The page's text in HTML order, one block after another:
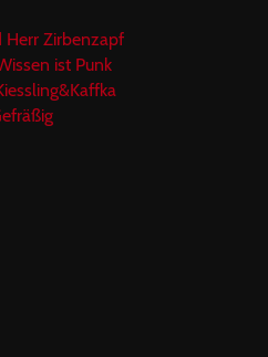
Herr Zirbenzapf
ist Punk